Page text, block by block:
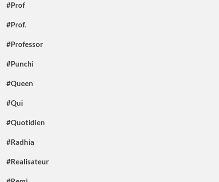
#Prof
#Prof.
#Professor
#Punchi
#Queen
#Qui
#Quotidien
#Radhia
#Realisateur